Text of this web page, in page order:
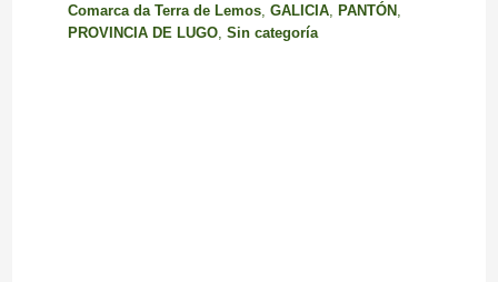
Comarca da Terra de Lemos, GALICIA, PANTÓN,
PROVINCIA DE LUGO, Sin categoría